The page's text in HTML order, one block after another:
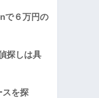
で６万円の
探しは具
スを探